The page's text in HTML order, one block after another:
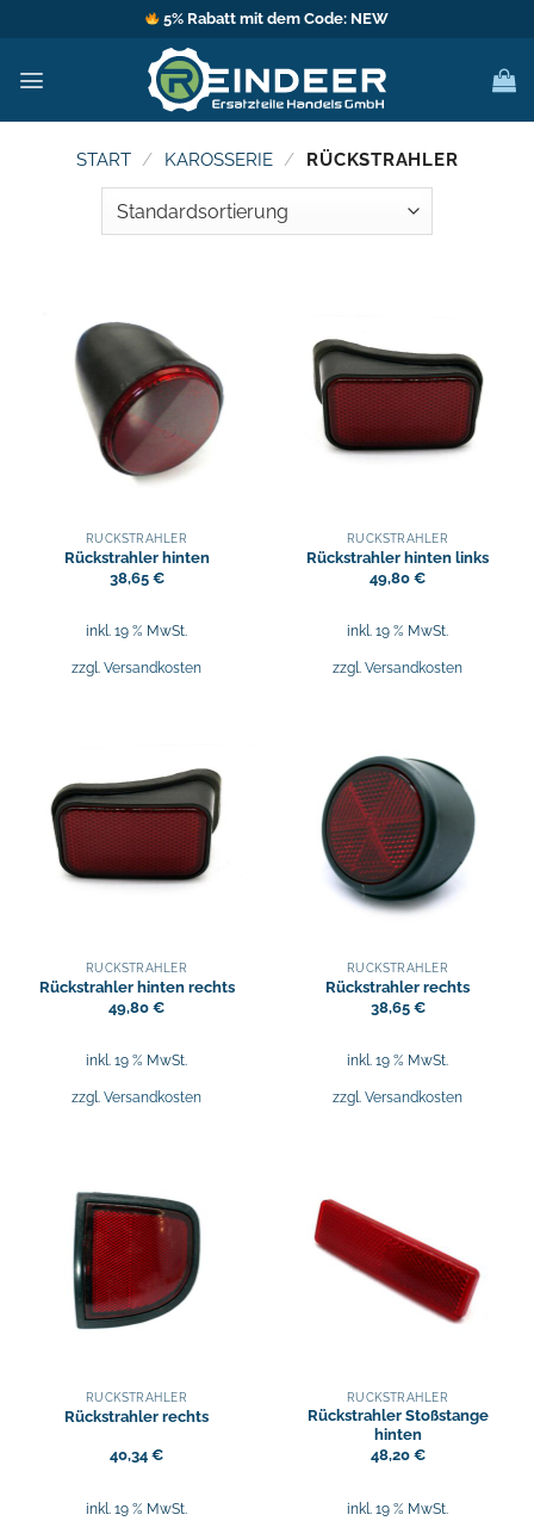
springen
5% Rabatt mit dem Code: NEW
START / KAROSSERIE / RÜCKSTRAHLER
RÜCKSTRAHLER
Rückstrahler hinten
38,65 €
inkl. 19 % MwSt.
zzgl. Versandkosten
RÜCKSTRAHLER
Rückstrahler hinten links
49,80 €
inkl. 19 % MwSt.
zzgl. Versandkosten
RÜCKSTRAHLER
Rückstrahler hinten rechts
49,80 €
inkl. 19 % MwSt.
zzgl. Versandkosten
RÜCKSTRAHLER
Rückstrahler rechts
38,65 €
inkl. 19 % MwSt.
zzgl. Versandkosten
RÜCKSTRAHLER
Rückstrahler rechts
40,34 €
inkl. 19 % MwSt.
RÜCKSTRAHLER
Rückstrahler Stoßstange
hinten
48,20 €
inkl. 19 % MwSt.